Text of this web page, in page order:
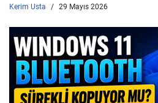
Kerim Usta 29 Mayıs 2026